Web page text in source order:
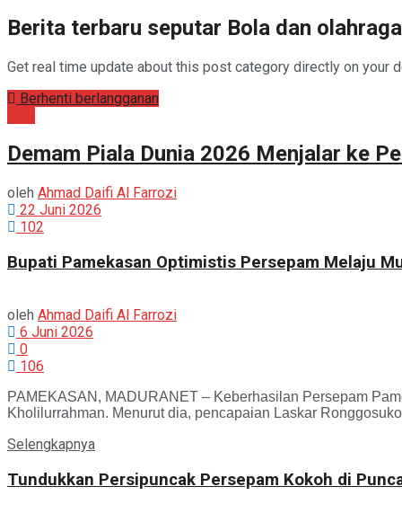
Berita terbaru seputar Bola dan
Get real time update about this post category directly on your
Berhenti berlangganan
Demam Piala Dunia 2026 Menjalar ke
oleh Ahmad Daifi Al Farrozi
22 Juni 2026
102
Bupati Pamekasan Optimistis Persepam Melaju
oleh Ahmad Daifi Al Farrozi
6 Juni 2026
0
106
PAMEKASAN, MADURANET – Keberhasilan Persepam
Kholilurrahman. Menurut dia, pencapaian Laskar
Selengkapnya
Tundukkan Persipuncak Persepam Kokoh di